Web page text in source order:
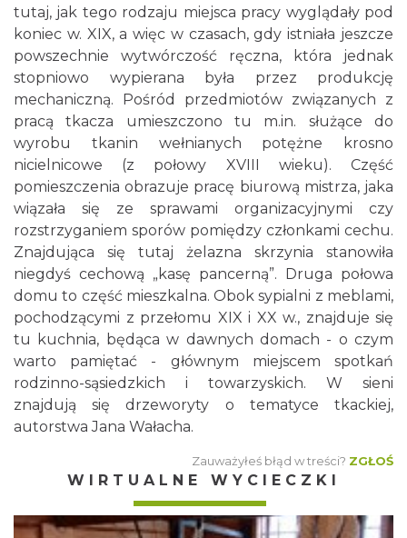
tutaj, jak tego rodzaju miejsca pracy wyglądały pod
koniec w. XIX, a więc w czasach, gdy istniała jeszcze
powszechnie wytwórczość ręczna, która jednak
stopniowo wypierana była przez produkcję
mechaniczną. Pośród przedmiotów związanych z
pracą tkacza umieszczono tu m.in. służące do
wyrobu tkanin wełnianych potężne krosno
nicielnicowe (z połowy XVIII wieku). Część
pomieszczenia obrazuje pracę biurową mistrza, jaka
wiązała się ze sprawami organizacyjnymi czy
rozstrzyganiem sporów pomiędzy członkami cechu.
Znajdująca się tutaj żelazna skrzynia stanowiła
niegdyś cechową „kasę pancerną”. Druga połowa
domu to część mieszkalna. Obok sypialni z meblami,
pochodzącymi z przełomu XIX i XX w., znajduje się
tu kuchnia, będąca w dawnych domach - o czym
warto pamiętać - głównym miejscem spotkań
rodzinno-sąsiedzkich i towarzyskich. W sieni
znajdują się drzeworyty o tematyce tkackiej,
autorstwa Jana Wałacha.
Zauważyłeś błąd w treści? ZGŁOŚ
WIRTUALNE WYCIECZKI